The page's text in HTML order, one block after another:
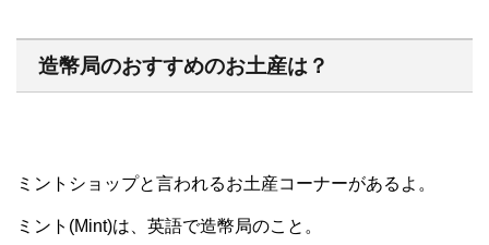
造幣局のおすすめのお土産は？
ミントショップと言われるお土産コーナーがあるよ。
ミント(Mint)は、英語で造幣局のこと。